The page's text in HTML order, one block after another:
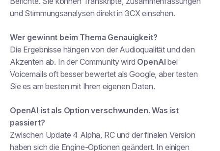
und Stimmungsanalysen direkt in 3CX einsehen.
Wer gewinnt beim Thema Genauigkeit?
Die Ergebnisse hängen von der Audioqualität und den
Akzenten ab. In der Community wird OpenAI bei
Voicemails oft besser bewertet als Google, aber testen
Sie es am besten mit Ihren eigenen Daten.
OpenAI ist als Option verschwunden. Was ist
passiert?
Zwischen Update 4 Alpha, RC und der finalen Version
haben sich die Engine-Optionen geändert. In einigen